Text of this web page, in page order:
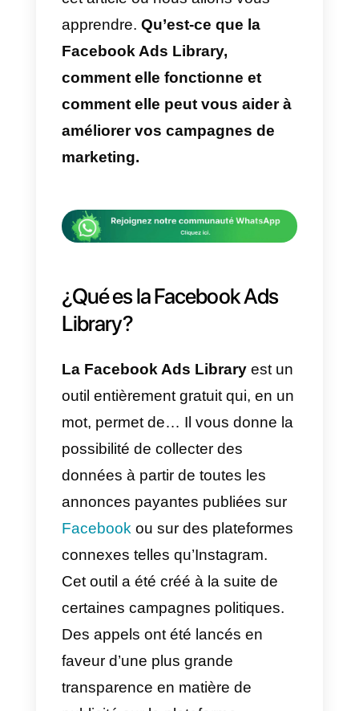
fonctionne vraiment et utiliser ces
idées pour créer quelque chose
de nouveau basé sur la pratique.
LaFacebook Ads Library
rien d’autre qu’une plateforme où
sont rassemblées toutes les
informations relatives aux
campagnes que les marques
Si vous êtes intéressé par ce
cet article où nous allons vous
apprendre.
Qu’est-ce que la
Facebook Ads Library,
comment elle fonctionne et
comment elle peut vous aider à
améliorer vos campagnes de
marketing.